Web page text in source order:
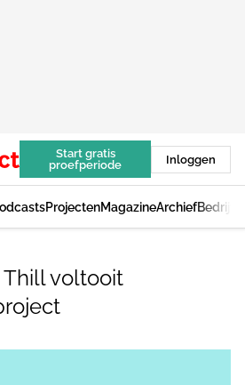
Start gratis
proefperiode
Inloggen
ProjectenMagazineArchief
voltooit